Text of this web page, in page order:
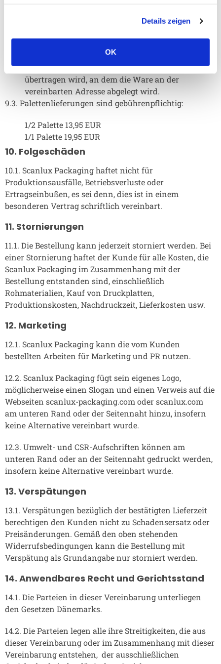
Details zeigen
OK
9.2.3. Die Lieferung ohne Empfangsbestätigung an
dass in diesem Fall die Zuständigkeit für die
Lieferung dem Käufer ab dem Zeitpunkt
übertragen wird, an dem die Ware an der
vereinbarten Adresse abgelegt wird.
9.3. Palettenlieferungen sind gebührenpflichtig:
1/2 Palette 13,95 EUR
1/1 Palette 19,95 EUR
10. Folgeschäden
10.1. Scanlux Packaging haftet nicht für
Produktionsausfälle, Betriebsverluste oder
Ertragseinbußen, es sei denn, dies ist in einem
besonderen Vertrag schriftlich vereinbart.
11. Stornierungen
11.1. Die Bestellung kann jederzeit storniert werden. Bei
einer Stornierung haftet der Kunde für alle Kosten, die
Scanlux Packaging im Zusammenhang mit der
Bestellung entstanden sind, einschließlich
Rohmaterialien, Kauf von Druckplatten,
Produktionskosten, Nachdruckzeit, Lieferkosten usw.
12. Marketing
12.1. Scanlux Packaging kann die vom Kunden
bestellten Arbeiten für Marketing und PR nutzen.
12.2. Scanlux Packaging fügt sein eigenes Logo,
möglicherweise einen Slogan und einen Verweis auf die
Webseiten scanlux-packaging.com oder scanlux.com
am unteren Rand oder der Seitennaht hinzu, insofern
keine Alternative vereinbart wurde.
12.3. Umwelt- und CSR-Aufschriften können am
unteren Rand oder an der Seitennaht gedruckt werden,
insofern keine Alternative vereinbart wurde.
13. Verspätungen
13.1. Verspätungen bezüglich der bestätigten Lieferzeit
berechtigen den Kunden nicht zu Schadensersatz oder
Preisänderungen. Gemäß den oben stehenden
Widerrufsbedingungen kann die Bestellung mit
Verspätung als Grundangabe nur storniert werden.
14. Anwendbares Recht und Gerichtsstand
14.1. Die Parteien in dieser Vereinbarung unterliegen
den Gesetzen Dänemarks.
14.2. Die Parteien legen alle ihre Streitigkeiten, die aus
dieser Vereinbarung oder im Zusammenhang mit dieser
Vereinbarung entstehen, der ausschließlichen